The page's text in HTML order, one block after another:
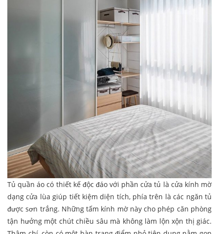
Tủ quần áo có thiết kế độc đáo với phần cửa tủ là cửa kính mờ
dạng cửa lùa giúp tiết kiệm diện tích, phía trên là các ngăn tủ
được sơn trắng. Những tấm kính mờ này cho phép căn phòng
tận hưởng một chút chiều sâu mà không làm lộn xộn thị giác.